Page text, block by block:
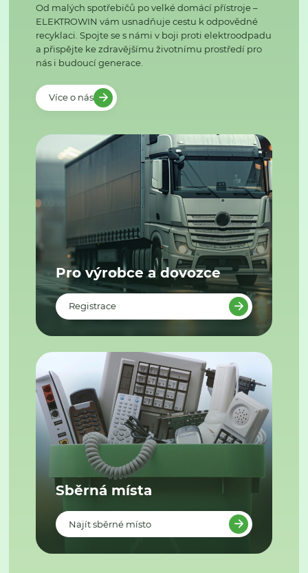
Od malých spotřebičů po velké domácí přístroje –
ELEKTROWIN vám usnadňuje cestu k odpovědné
recyklaci. Spojte se s námi v boji proti elektroodpadu
a přispějte ke zdravějšímu životnímu prostředí pro
nás i budoucí generace.
Více o nás
Pro výrobce a dovozce
Registrace
Sběrná místa
Najít sběrné místo